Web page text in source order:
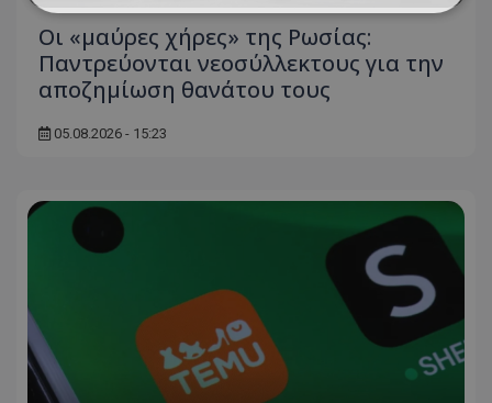
Οι «μαύρες χήρες» της Ρωσίας:
Παντρεύονται νεοσύλλεκτους για την
αποζημίωση θανάτου τους
05.08.2026 - 15:23